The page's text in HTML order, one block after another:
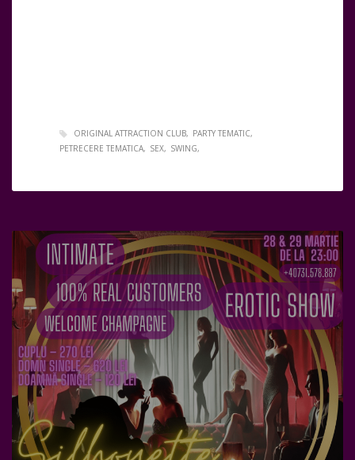
ORIGINAL ATTRACTION CLUB
PARTY TEMATIC
PETRECERE TEMATICA
SEX SWING